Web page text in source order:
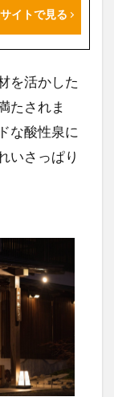
イトで見る
を活かした
たされま
な酸性泉に
いさっぱり